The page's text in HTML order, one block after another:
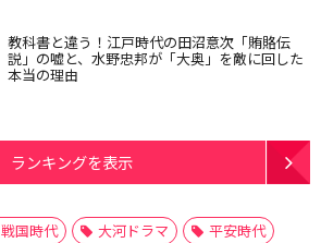
教科書と違う！江戸時代の田沼意次「賄賂伝
説」の嘘と、水野忠邦が「大奥」を敵に回した
本当の理由
ランキングを表示
戦国時代 大河ドラマ
平安時代